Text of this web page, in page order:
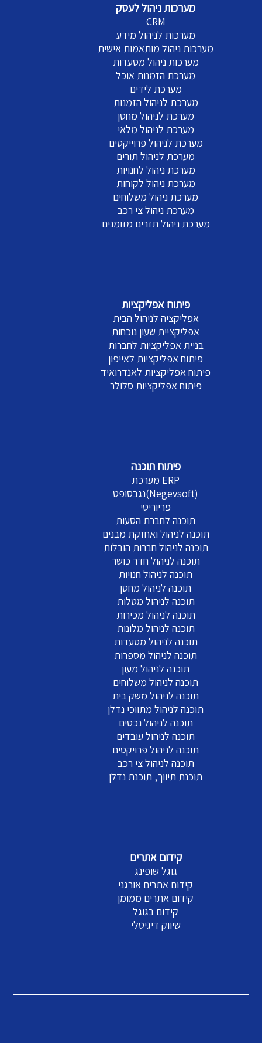
מערכות ניהול לעסק
CRM
מערכות לניהול מידע
מערכות ניהול מותאמות אישית
מערכות ניהול מסעדות
מערכת הזמנות אוכל
מערכת לידים
מערכת לניהול הזמנות
מערכת לניהול מחסן
מערכת לניהול מלאי
מערכת לניהול פרוייקטים
מערכת לניהול תורים
מערכת ניהול לחנויות
מערכת ניהול לקוחות
מערכת ניהול משלוחים
מערכת ניהול צי רכב
מערכת ניהול תזרים מזומנים
פיתוח אפליקציות
אפליקציה לניהול הבית
אפליקציית שעון נוכחות
בניית אפליקציות לחברות
פיתוח אפליקציות לאייפון
פיתוח אפליקציות לאנדרואיד
פיתוח אפליקציות סלולר
פיתוח תוכנה
מערכת ERP
נגבסופט(Negevsoft)
פריוריטי
תוכנה לחברת הסעות
תוכנה לניהול ואחזקת מבנים
תוכנה לניהול חברות הובלות
תוכנה לניהול חדר כושר
תוכנה לניהול חנויות
תוכנה לניהול מחסן
תוכנה לניהול מטלות
תוכנה לניהול מכירות
תוכנה לניהול מלונות
תוכנה לניהול מסעדות
תוכנה לניהול מספרות
תוכנה לניהול מעון
תוכנה לניהול משלוחים
תוכנה לניהול משק בית
תוכנה לניהול מתווכי נדלן
תוכנה לניהול נכסים
תוכנה לניהול עובדים
תוכנה לניהול פרויקטים
תוכנה לניהול צי רכב
תוכנת תיווך, תוכנת נדלן
קידום אתרים
גוגל שופינג
קידום אתרים אורגני
קידום אתרים ממומן
קידום בגוגל
שיווק דיגיטלי